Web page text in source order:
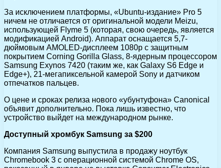
За исключением платформы, «Ubuntu-издание» Pro 5
ничем не отличается от оригинальной модели Meizu,
использующей Flyme 5 (которая, свою очередь, является
модификацией Android). Аппарат оснащается 5,7-
дюймовым AMOLED-дисплеем 1080р с защитным
покрытием Corning Gorilla Glass, 8-ядерным процессором
Samsung Exynos 7420 (таким же, как Galaxy S6 Edge и
Edge+), 21-мегапиксельной камерой Sony и датчиком
отпечатков пальцев.
О цене и сроках релиза нового «убунтуфона» Canonical
объявит дополнительно. Пока лишь известно, что
устройство выйдет на международном рынке.
Доступный хромбук Samsung за $200
Компания Samsung выпустила в продажу ноутбук
Chromebook 3 с операционной системой Chrome OS,